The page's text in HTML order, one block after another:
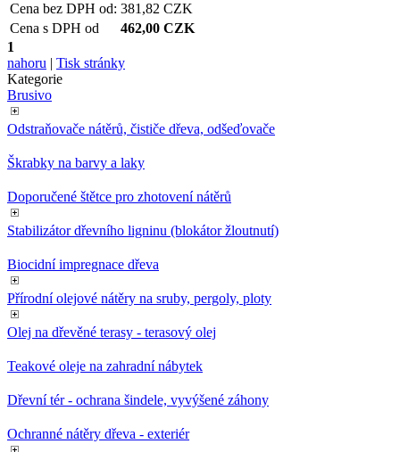
Cena bez DPH od: 381,82 CZK
Cena s DPH od
462,00 CZK
1
nahoru | Tisk stránky
Kategorie
Brusivo
Odstraňovače nátěrů, čističe dřeva, odšeďovače
Škrabky na barvy a laky
Doporučené štětce pro zhotovení nátěrů
Stabilizátor dřevního ligninu (blokátor žloutnutí)
Biocidní impregnace dřeva
Přírodní olejové nátěry na sruby, pergoly, ploty
Olej na dřevěné terasy - terasový olej
Teakové oleje na zahradní nábytek
Dřevní tér - ochrana šindele, vyvýšené záhony
Ochranné nátěry dřeva - exteriér